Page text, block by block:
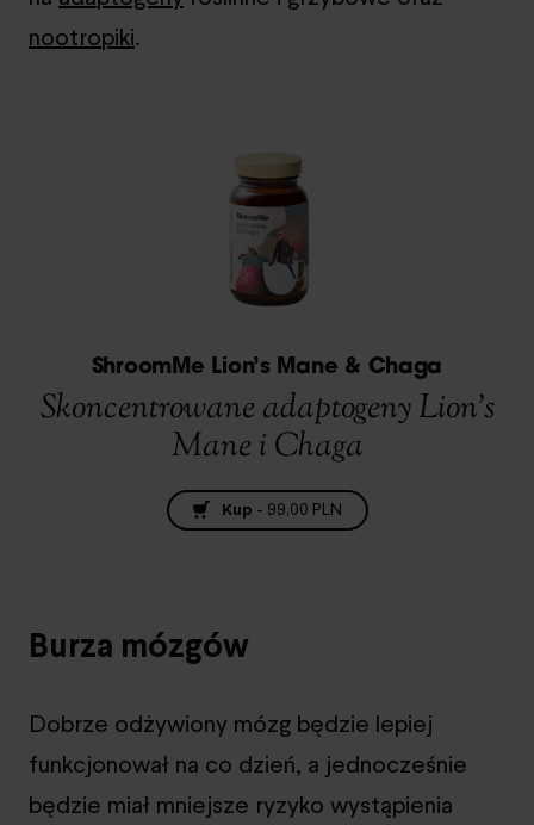
nootropiki.
ShroomMe Lion’s Mane & Chaga
Skoncentrowane adaptogeny Lion’s
Mane i Chaga
Kup - 99,00 PLN
Burza mózgów
Dobrze odżywiony mózg będzie lepiej
funkcjonował na co dzień, a jednocześnie
będzie miał mniejsze ryzyko wystąpienia